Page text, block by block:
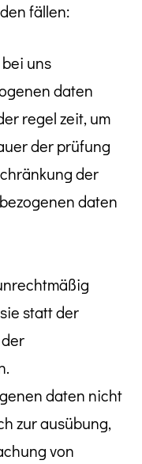
fällen:
uns
daten
regel zeit, um
der prüfung
der
daten
statt der
daten nicht
zur ausübung,
von